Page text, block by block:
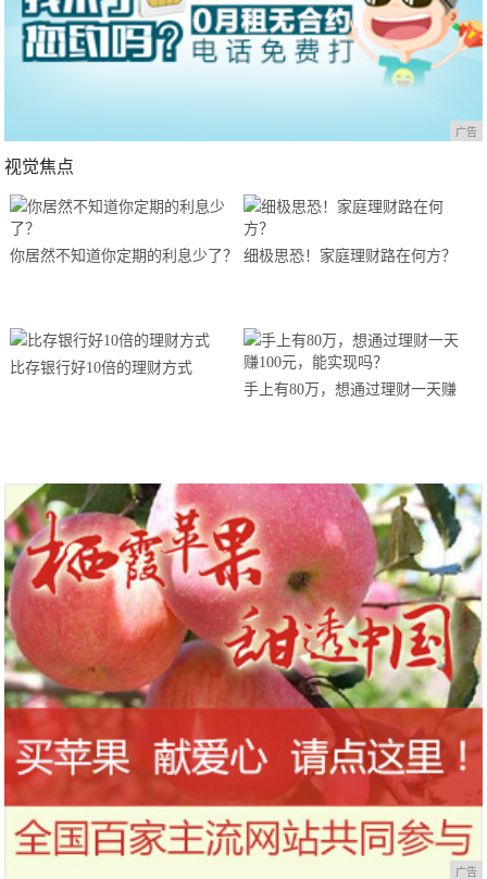
广告
视觉焦点
你居然不知道你定期的利息少了？ 细极思恐！家庭理财路在何方？
比存银行好10倍的理财方式
手上有80万，想通过理财一天赚
广告